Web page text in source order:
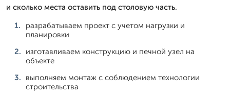
и сколько места оставить под столовую часть.
разрабатываем проект с учетом нагрузки и
планировки
изготавливаем конструкцию и печной узел на
объекте
выполняем монтаж с соблюдением технологии
строительства